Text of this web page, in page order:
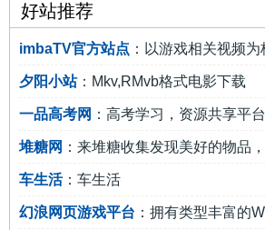
好站推荐
imbaTV官方站点 ：以游戏相关视频
夕阳小站：Mkv,RMvb格式电影下载
一品高考网 ：高考学习，资源共享平台
堆糖网 ：来堆糖收集发现美好的物品
车生活：车生活
幻浪网页游戏平台 ：拥有类型丰富的